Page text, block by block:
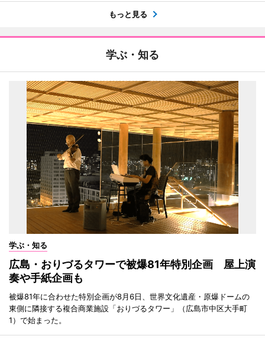
もっと見る
学ぶ・知る
学ぶ・知る
広島・おりづるタワーで被爆81年特別企画 屋上演
奏や手紙企画も
被爆81年に合わせた特別企画が8月6日、世界文化遺産・原爆ドームの
東側に隣接する複合商業施設「おりづるタワー」（広島市中区大手町
1）で始まった。